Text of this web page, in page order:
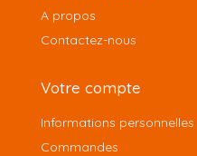
A propos
Contactez-nous
Votre compte
Informations personnelles
Commandes